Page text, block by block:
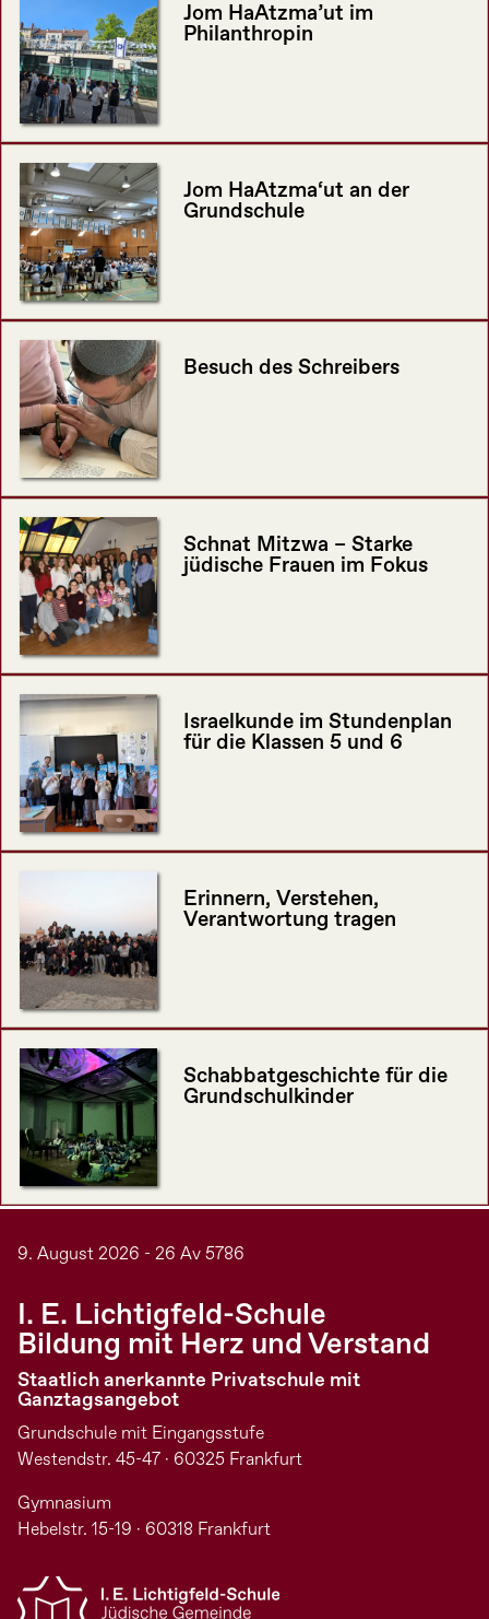
Jom HaAtzma’ut im
Philanthropin
Jom HaAtzma‘ut an der
Grundschule
Besuch des Schreibers
Schnat Mitzwa – Starke
jüdische Frauen im Fokus
Israelkunde im Stundenplan
für die Klassen 5 und 6
Erinnern, Verstehen,
Verantwortung tragen
Schabbatgeschichte für die
Grundschulkinder
9. August 2026 - 26 Av 5786
I. E. Lichtigfeld-Schule
Bildung mit Herz und Verstand
Staatlich anerkannte Privatschule mit
Ganztagsangebot
Grundschule mit Eingangsstufe
Westendstr. 45-47 · 60325 Frankfurt
Gymnasium
Hebelstr. 15-19 · 60318 Frankfurt